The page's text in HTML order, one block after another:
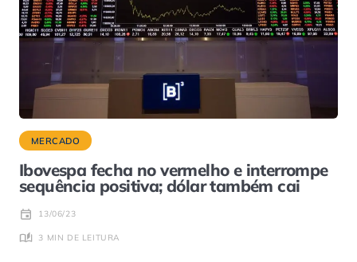
MERCADO
Ibovespa fecha no vermelho e interrompe
sequência positiva; dólar também cai
13/06/23
3 MIN DE LEITURA